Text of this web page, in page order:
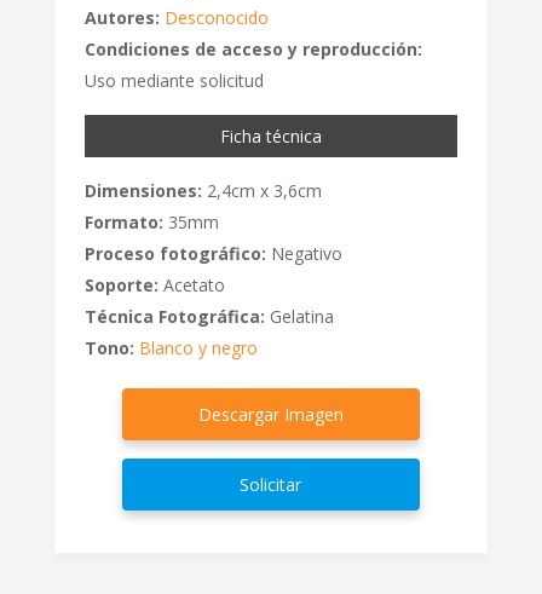
Autores: Desconocido
Condiciones de acceso y reproducción:
Uso mediante solicitud
Ficha técnica
Dimensiones: 2,4cm x 3,6cm
Formato: 35mm
Proceso fotográfico: Negativo
Soporte: Acetato
Técnica Fotográfica: Gelatina
Tono: Blanco y negro
Descargar Imagen
Solicitar